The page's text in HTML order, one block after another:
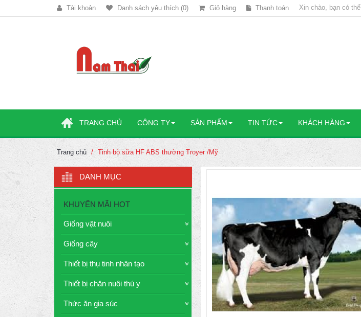
Tài khoản Danh sách yêu thích (0) Giỏ hàng Thanh toán Xin chào, bạn có thể
TRANG CHỦ CÔNG TY SẢN PHẨM TIN TỨC KHÁCH HÀNG
Trang chủ Tinh bò sữa HF ABS thường Troyer /Mỹ
DANH MỤC
KHUYẾN MÃI HOT
Giống vật nuôi
Giống cây
Thiết bị thụ tinh nhân tạo
Thiết bị chăn nuôi thú y
Thức ăn gia súc